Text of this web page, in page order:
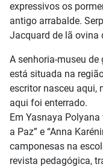
expressivos os
antigo arrabalde.
Jacquard de lã ovina
A senhoria-museu
está situada na
escritor nasceu aqui,
aqui foi enterrado.
Em Yasnaya
a Paz” e “Anna
camponesas na
revista pedagógica,